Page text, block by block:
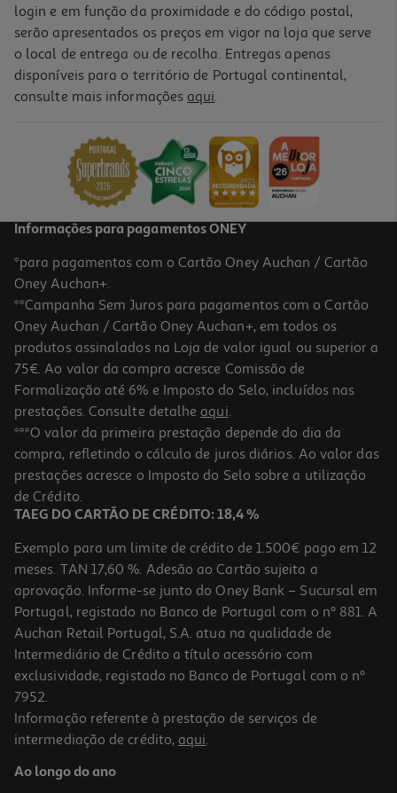
login e em função da proximidade e do código postal,
serão apresentados os preços em vigor na loja que serve
o local de entrega ou de recolha. Entregas apenas
disponíveis para o território de Portugal continental,
consulte mais informações aqui.
Informações para pagamentos ONEY
*para pagamentos com o Cartão Oney Auchan / Cartão
Oney Auchan+.
**Campanha Sem Juros para pagamentos com o Cartão
Oney Auchan / Cartão Oney Auchan+, em todos os
produtos assinalados na Loja de valor igual ou superior a
75€. Ao valor da compra acresce Comissão de
Formalização até 6% e Imposto do Selo, incluídos nas
prestações. Consulte detalhe aqui.
***O valor da primeira prestação depende do dia da
compra, refletindo o cálculo de juros diários. Ao valor das
prestações acresce o Imposto do Selo sobre a utilização
de Crédito.
TAEG DO CARTÃO DE CRÉDITO: 18,4 %
Exemplo para um limite de crédito de 1.500€ pago em 12
meses. TAN 17,60 %. Adesão ao Cartão sujeita a
aprovação. Informe-se junto do Oney Bank – Sucursal em
Portugal, registado no Banco de Portugal com o nº 881. A
Auchan Retail Portugal, S.A. atua na qualidade de
Intermediário de Crédito a título acessório com
exclusividade, registado no Banco de Portugal com o nº
7952.
Informação referente à prestação de serviços de
intermediação de crédito, aqui.
Ao longo do ano